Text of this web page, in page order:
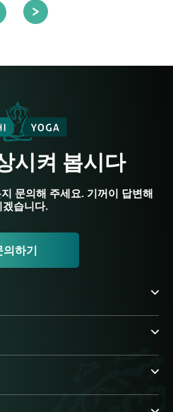
시켜 봅시다
문의해 주세요. 기꺼이 답변해
겠습니다.
의하기